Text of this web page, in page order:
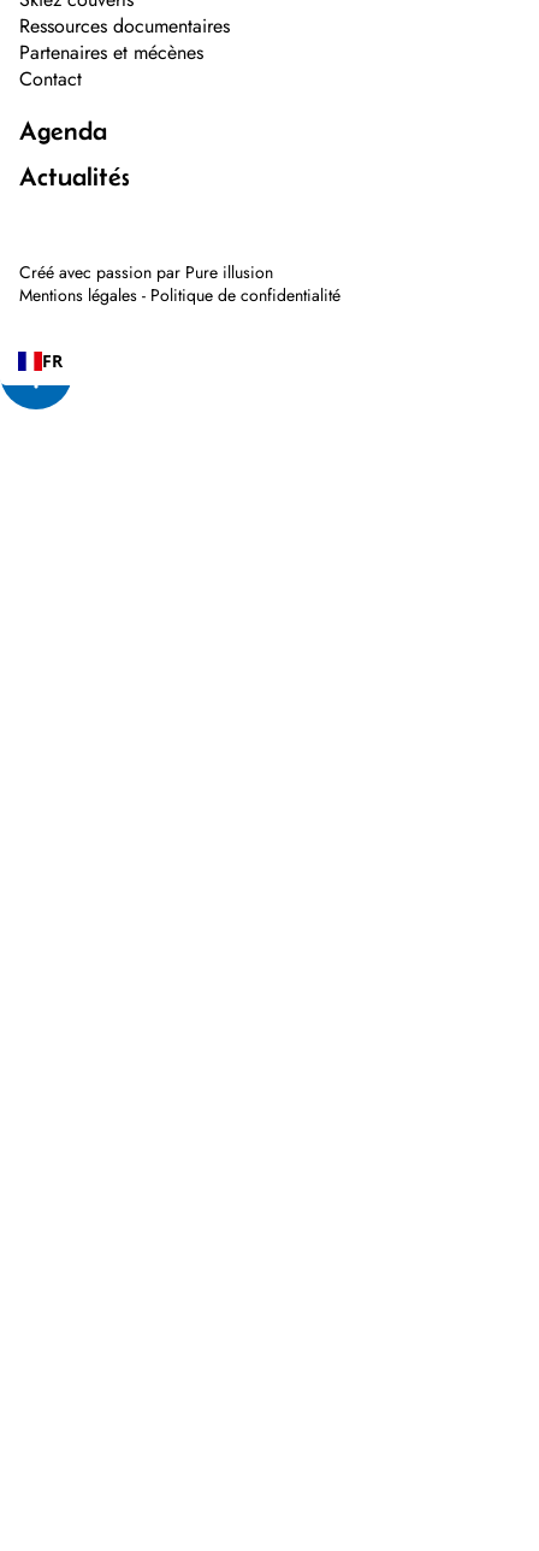
Ressources documentaires
Partenaires et mécènes
Contact
Agenda
Actualités
Créé avec passion par Pure illusion
Mentions légales - Politique de confidentialité
FR